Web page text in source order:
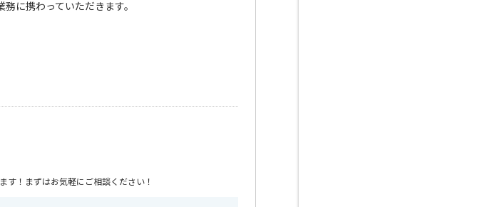
に携わっていただきます。
！まずはお気軽にご相談ください！